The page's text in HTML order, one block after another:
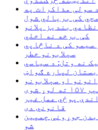
سولې مذاکرات په
کې بريالي شول
بندیز پلانو
کې برخه نه اخلي
سیمو کې د ناڅاپي
سېلابونو خطر
نه وتل: د سیاسي
لپاره ګواښ
او سېلابونو
شوی
پوځي عمل غیر
قانوني دی
جوړونې چمپین
شو